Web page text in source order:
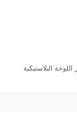
البلاستيكية